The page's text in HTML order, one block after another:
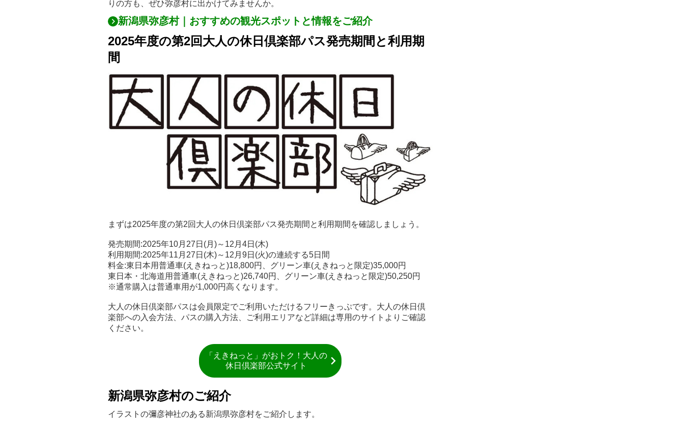
りの方も、ぜひ弥彦村に出かけてみませんか。
新潟県弥彦村｜おすすめの観光スポットと情報をご紹介
2025年度の第2回大人の休日倶楽部パス発売期間と利用期
間
まずは2025年度の第2回大人の休日倶楽部パス発売期間と利用期間を確認しましょう。
発売期間:2025年10月27日(月)～12月4日(木)
利用期間:2025年11月27日(木)～12月9日(火)の連続する5日間
料金:東日本用普通車(えきねっと)18,800円、グリーン車(えきねっと限定)35,000円
東日本・北海道用普通車(えきねっと)26,740円、グリーン車(えきねっと限定)50,250円
※通常購入は普通車用が1,000円高くなります。
大人の休日倶楽部パスは会員限定でご利用いただけるフリーきっぷです。大人の休日倶
楽部への入会方法、パスの購入方法、ご利用エリアなど詳細は専用のサイトよりご確認
ください。
「えきねっと」がおトク！大人の
休日倶楽部公式サイト
新潟県弥彦村のご紹介
イラストの彌彦神社のある新潟県弥彦村をご紹介します。